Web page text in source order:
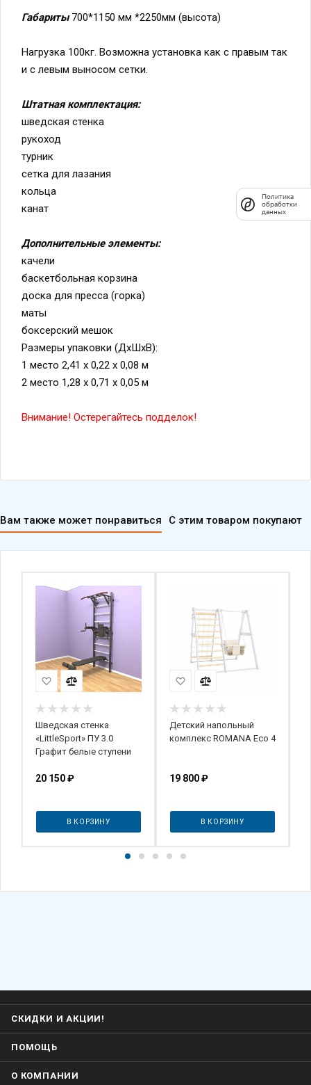
Габариты700*1150 мм *2250мм (высота)
Нагрузка 100кг. Возможна установка как с правым так
и с левым выносом сетки.
Штатная комплектация:
шведская стенка
рукоход
турник
сетка для лазания
кольца
канат
Дополнительные элементы:
качели
баскетбольная корзина
доска для пресса (горка)
маты
боксерский мешок
Размеры упаковки (ДхШхВ):
1 место 2,41 х 0,22 х 0,08 м
2 место 1,28 х 0,71 х 0,05 м
Внимание! Остерегайтесь подделок!
Вам также может понравиться С этим товаром покупают
Шведская стенка
«LittleSport» ПУ 3.0
Графит белые ступени
20 150₽
В КОРЗИНУ
Детский напольный
комплекс ROMANA Eco 4
19 800₽
В КОРЗИНУ
СКИДКИ И АКЦИИ!
ПОМОЩЬ
О КОМПАНИИ
Политика
обработки
данных